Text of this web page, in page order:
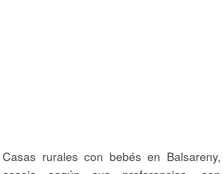
Casas rurales con bebés en Balsareny,